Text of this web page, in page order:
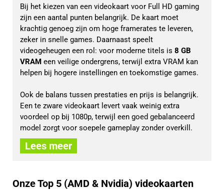
Bij het kiezen van een videokaart voor Full HD gaming
zijn een aantal punten belangrijk. De kaart moet
krachtig genoeg zijn om hoge framerates te leveren,
zeker in snelle games. Daarnaast speelt
videogeheugen een rol: voor moderne titels is 8 GB
VRAM een veilige ondergrens, terwijl extra VRAM kan
helpen bij hogere instellingen en toekomstige games.
Ook de balans tussen prestaties en prijs is belangrijk.
Een te zware videokaart levert vaak weinig extra
voordeel op bij 1080p, terwijl een goed gebalanceerd
model zorgt voor soepele gameplay zonder overkill.
Lees meer
Onze Top 5 (AMD & Nvidia) videokaarten